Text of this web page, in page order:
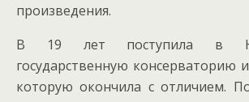
произведения.
В 19 лет поступила в
государственную консерваторию
которую окончила с отличием.